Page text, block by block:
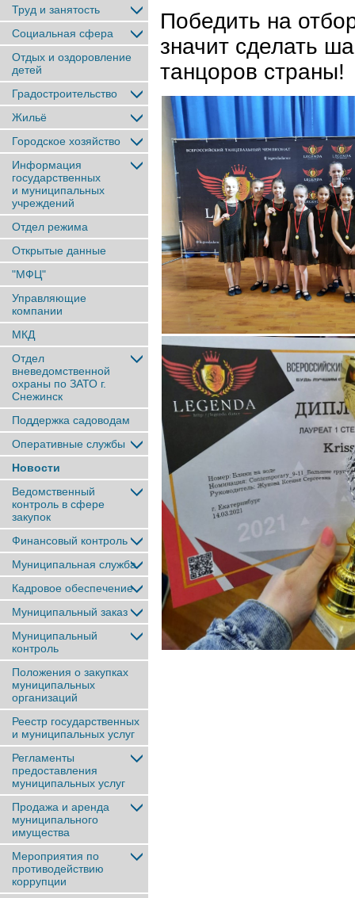
Труд и занятость
Социальная сфера
Отдых и оздоровление
детей
Градостроительство
Жильё
Городское хозяйство
Информация
государственных
и муниципальных
учреждений
Отдел режима
Открытые данные
"МФЦ"
Управляющие
компании
МКД
Отдел
вневедомственной
охраны по ЗАТО г.
Снежинск
Поддержка садоводам
Оперативные службы
Новости
Ведомственный
контроль в сфере
закупок
Финансовый контроль
Муниципальная служба
Кадровое обеспечение
Муниципальный заказ
Муниципальный
контроль
Положения о закупках
муниципальных
организаций
Реестр государственных
и муниципальных услуг
Регламенты
предоставления
муниципальных услуг
Продажа и аренда
муниципального
имущества
Мероприятия по
противодействию
коррупции
Победить на
значит сделать
танцоров страны!